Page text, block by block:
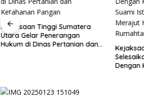
Kejaksaan Tinggi Sumatera
Utara Gelar Penerangan
Hukum di Dinas Pertanian dan
Dengan